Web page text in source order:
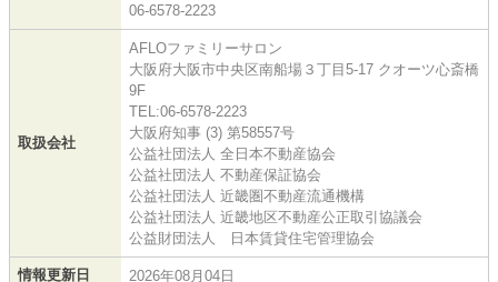
06-6578-2223
取扱会社
AFLOファミリーサロン
大阪府大阪市中央区南船場３丁目5-17 クオーツ心斎橋
9F
TEL:06-6578-2223
大阪府知事 (3) 第58557号
公益社団法人 全日本不動産協会
公益社団法人 不動産保証協会
公益社団法人 近畿圏不動産流通機構
公益社団法人 近畿地区不動産公正取引協議会
公益財団法人 日本賃貸住宅管理協会
情報更新日 2026年08月04日